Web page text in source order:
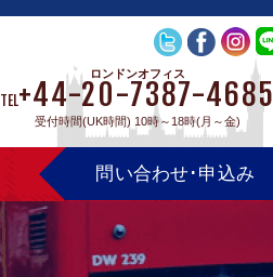
ロンドンオフィス
TEL+44-20-7387-4685
受付時間(UK時間) 10時～18時(月～金)
問い合わせ･申込み